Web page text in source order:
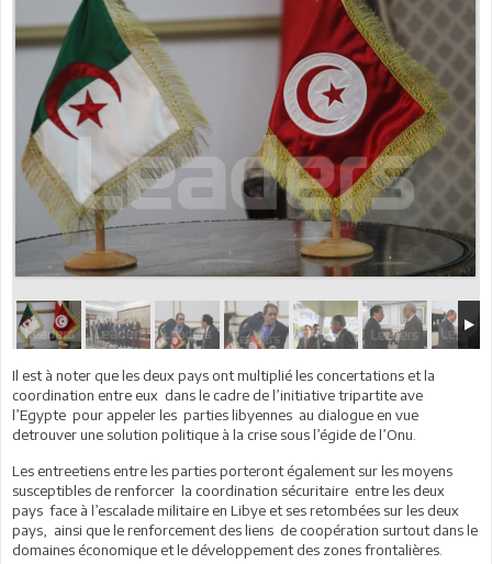
Il est à noter que les deux pays ont multiplié les concertations et la
coordination entre eux dans le cadre de l’initiative tripartite ave
l’Egypte pour appeler les parties libyennes au dialogue en vue
detrouver une solution politique à la crise sous l’égide de l’Onu.
Les entreetiens entre les parties porteront également sur les moyens
susceptibles de renforcer la coordination sécuritaire entre les deux
pays face à l’escalade militaire en Libye et ses retombées sur les deux
pays, ainsi que le renforcement des liens de coopération surtout dans le
domaines économique et le développement des zones frontalières.